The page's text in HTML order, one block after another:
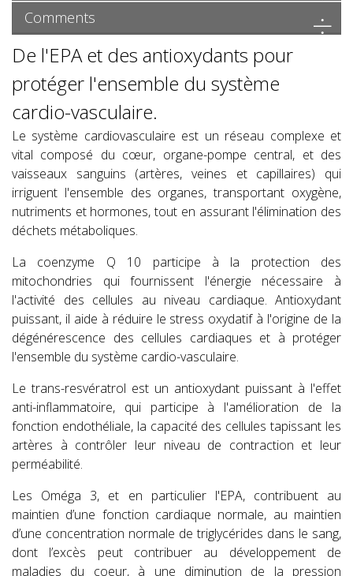
Comments
De l'EPA et des antioxydants pour
protéger l'ensemble du système
cardio-vasculaire.
Le système cardiovasculaire est un réseau complexe et
vital composé du cœur, organe-pompe central, et des
vaisseaux sanguins (artères, veines et capillaires) qui
irriguent l'ensemble des organes, transportant oxygène,
nutriments et hormones, tout en assurant l'élimination des
déchets métaboliques.
La coenzyme Q 10 participe à la protection des
mitochondries qui fournissent l'énergie nécessaire à
l'activité des cellules au niveau cardiaque. Antioxydant
puissant, il aide à réduire le stress oxydatif à l'origine de la
dégénérescence des cellules cardiaques et à protéger
l'ensemble du système cardio-vasculaire.
Le trans-resvératrol est un antioxydant puissant à l'effet
anti-inflammatoire, qui participe à l'amélioration de la
fonction endothéliale, la capacité des cellules tapissant les
artères à contrôler leur niveau de contraction et leur
perméabilité.
Les Oméga 3, et en particulier l'EPA, contribuent au
maintien d’une fonction cardiaque normale, au maintien
d’une concentration normale de triglycérides dans le sang,
dont l’excès peut contribuer au développement de
maladies du coeur, à une diminution de la pression